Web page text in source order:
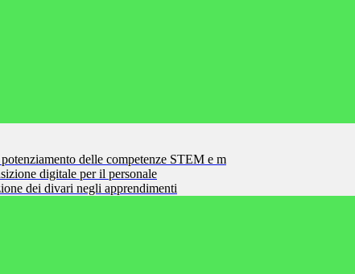
delle competenze STEM e m
digitale per il personale
dei divari negli apprendimenti